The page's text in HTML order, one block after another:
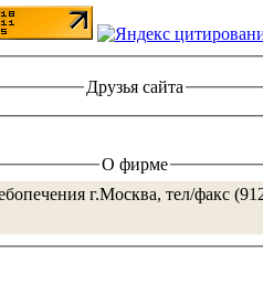
Друзья сайта
О фирме
г.Москва, тел/факс